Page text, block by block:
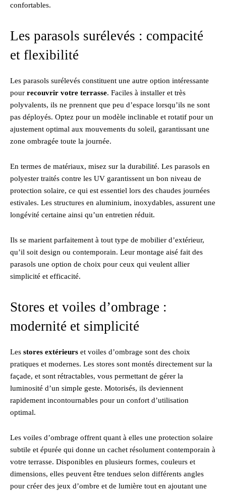
confortables.
Les parasols surélevés : compacité
et flexibilité
Les parasols surélevés constituent une autre option intéressante
pour recouvrir votre terrasse. Faciles à installer et très
polyvalents, ils ne prennent que peu d’espace lorsqu’ils ne sont
pas déployés. Optez pour un modèle inclinable et rotatif pour un
ajustement optimal aux mouvements du soleil, garantissant une
zone ombragée toute la journée.
En termes de matériaux, misez sur la durabilité. Les parasols en
polyester traités contre les UV garantissent un bon niveau de
protection solaire, ce qui est essentiel lors des chaudes journées
estivales. Les structures en aluminium, inoxydables, assurent une
longévité certaine ainsi qu’un entretien réduit.
Ils se marient parfaitement à tout type de mobilier d’extérieur,
qu’il soit design ou contemporain. Leur montage aisé fait des
parasols une option de choix pour ceux qui veulent allier
simplicité et efficacité.
Stores et voiles d’ombrage :
modernité et simplicité
Les stores extérieurs et voiles d’ombrage sont des choix
pratiques et modernes. Les stores sont montés directement sur la
façade, et sont rétractables, vous permettant de gérer la
luminosité d’un simple geste. Motorisés, ils deviennent
rapidement incontournables pour un confort d’utilisation
optimal.
Les voiles d’ombrage offrent quant à elles une protection solaire
subtile et épurée qui donne un cachet résolument contemporain à
votre terrasse. Disponibles en plusieurs formes, couleurs et
dimensions, elles peuvent être tendues selon différents angles
pour créer des jeux d’ombre et de lumière tout en ajoutant une